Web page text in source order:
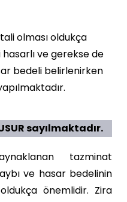
olması oldukça
ve gerekse de
bedeli belirlenirken
sayılmaktadır.
tazminat
ve hasar bedelinin
önemlidir. Zira